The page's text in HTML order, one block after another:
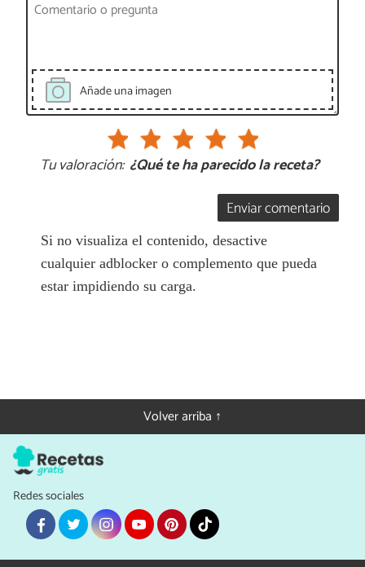
Añade una imagen
Tu valoración: ¿Qué te ha parecido la receta?
Enviar comentario
Si no visualiza el contenido, desactive
cualquier adblocker o complemento que pueda
estar impidiendo su carga.
Volver arriba ↑
Redes sociales